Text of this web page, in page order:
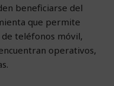
beneficiarse del
que permite
teléfonos móvil,
operativos,